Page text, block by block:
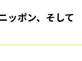
ッポン、そして